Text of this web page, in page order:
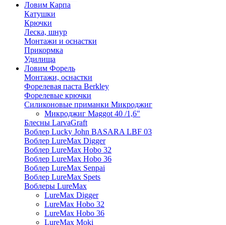
Ловим Карпа
Катушки
Крючки
Леска, шнур
Монтажи и оснастки
Прикормка
Удилища
Ловим Форель
Монтажи, оснастки
Форелевая паста Berkley
Форелевые крючки
Силиконовые приманки Микроджиг
Микроджиг Maggot 40 /1,6"
Блесны LarvaGraft
Воблер Lucky John BASARA LBF 03
Воблер LureMax Digger
Воблер LureMax Hobo 32
Воблер LureMax Hobo 36
Воблер LureMax Senpai
Воблер LureMax Spets
Воблеры LureMax
LureMax Digger
LureMax Hobo 32
LureMax Hobo 36
LureMax Moki